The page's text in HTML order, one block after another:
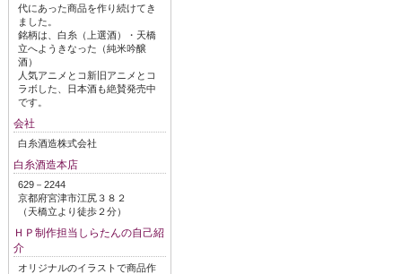
代にあった商品を作り続けてき
ました。
銘柄は、白糸（上選酒）・天橋
立へようきなった（純米吟醸
酒）
人気アニメとコ新旧アニメとコ
ラボした、日本酒も絶賛発売中
です。
会社
白糸酒造株式会社
白糸酒造本店
629－2244
京都府宮津市江尻３８２
（天橋立より徒歩２分）
ＨＰ制作担当しらたんの自己紹
介
オリジナルのイラストで商品作